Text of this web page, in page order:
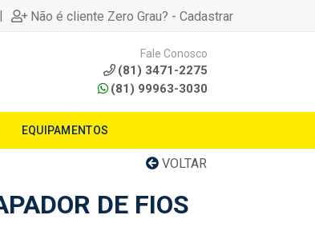
| Não é cliente Zero Grau? - Cadastrar
Fale Conosco
(81) 3471-2275
(81) 99963-3030
EQUIPAMENTOS
VOLTAR
DE FIOS